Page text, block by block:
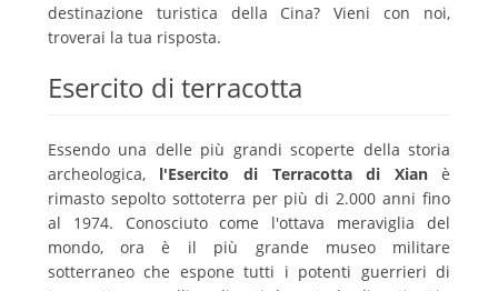
destinazione turistica della Cina?Vieni con noi,
troverai la tua risposta.
Esercito di terracotta
Essendo una delle più grandi scoperte della storia
archeologica, l'Esercito di Terracotta di Xianè
rimasto sepolto sottoterra per più di 2.000 anni fino
al 1974. Conosciuto come l'ottava meraviglia del
mondo, ora è il più grande museo militare
sotterraneo che espone tutti i potenti guerrieri di